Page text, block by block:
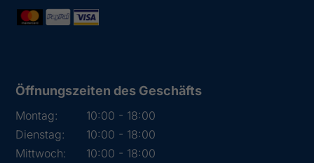
Öffnungszeiten des Geschäfts
Montag:
10:00 - 18:00
Dienstag:
10:00 - 18:00
Mittwoch:
10:00 - 18:00